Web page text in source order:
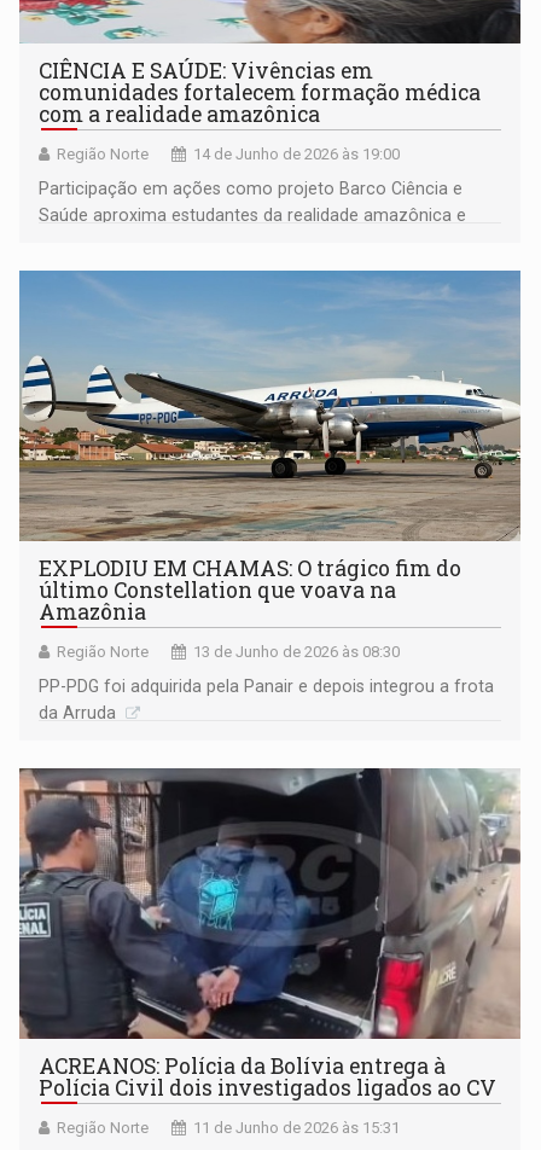
CIÊNCIA E SAÚDE: Vivências em
comunidades fortalecem formação médica
com a realidade amazônica
Região Norte 14 de Junho de 2026 às 19:00
Participação em ações como projeto Barco Ciência e
Saúde aproxima estudantes da realidade amazônica e
EXPLODIU EM CHAMAS: O trágico fim do
último Constellation que voava na
Amazônia
Região Norte 13 de Junho de 2026 às 08:30
PP-PDG foi adquirida pela Panair e depois integrou a frota
da Arruda
ACREANOS: Polícia da Bolívia entrega à
Polícia Civil dois investigados ligados ao CV
Região Norte 11 de Junho de 2026 às 15:31